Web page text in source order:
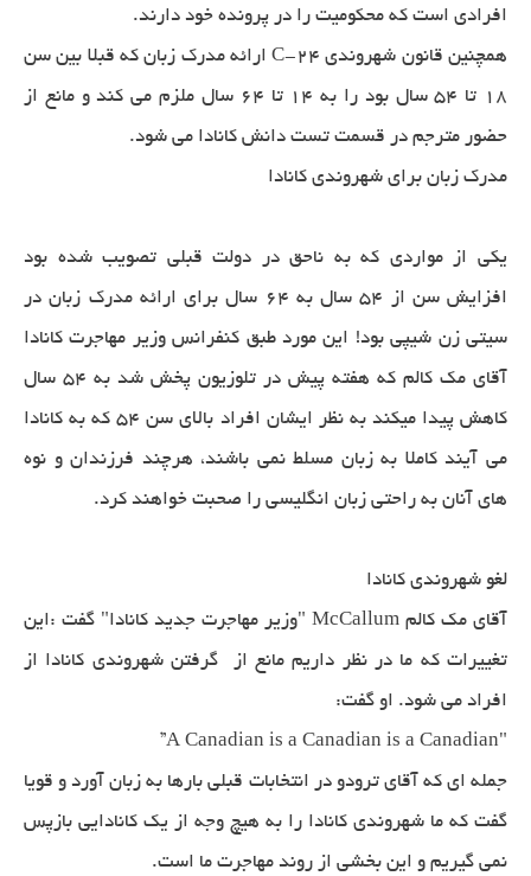
افرادی است که محکومیت را در پرونده خود دارند.
همچنین قانون شهروندی C-24 ارائه مدرک زبان که قبلا بین سن
18 تا 54 سال بود را به 14 تا 64 سال ملزم می کند و مانع از
حضور مترجم در قسمت تست دانش کانادا می شود.
مدرک زبان برای شهروندی کانادا
یکی از مواردی که به ناحق در دولت قبلی تصویب شده بود
افزایش سن از 54 سال به 64 سال برای ارائه مدرک زبان در
سیتی زن شیپی بود! این مورد طبق کنفرانس وزیر مهاجرت کانادا
آقای مک کالم که هفته پیش در تلوزیون پخش شد به 54 سال
کاهش پیدا میکند به نظر ایشان افراد بالای سن 54 که به کانادا
می آیند کاملا به زبان مسلط نمی باشند، هرچند فرزندان و نوه
های آنان به راحتی زبان انگلیسی را صحبت خواهند کرد.
لغو شهروندی کانادا
آقای مک کالم McCallum "وزیر مهاجرت جدید کانادا" گفت :این
تغییرات که ما در نظر داریم مانع از گرفتن شهروندی کانادا از
افراد می شود. او گفت:
"A Canadian is a Canadian is a Canadian”
جمله ای که آقای ترودو در انتخابات قبلی بارها به زبان آورد و قویا
گفت که ما شهروندی کانادا را به هیچ وجه از یک کانادایی بازپس
نمی گیریم و این بخشی از روند مهاجرت ما است.